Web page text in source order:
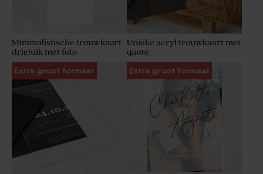
Minimalistische trouwkaart
drieluik met foto
Unieke acryl trouwkaart met
quote
Extra groot formaat
Extra groot formaat